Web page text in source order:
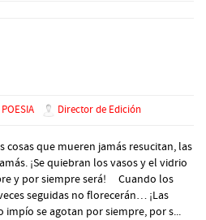
POESIA Director de Edición
que mueren jamás resucitan, las
¡Se quiebran los vasos y el vidrio
y por siempre será! Cuando los
seguidas no florecerán… ¡Las
se agotan por siempre, por s...